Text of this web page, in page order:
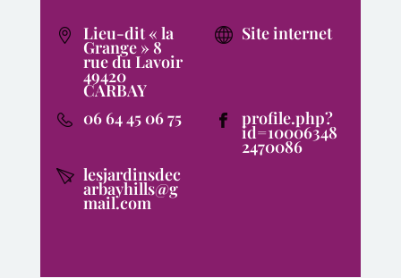
Lieu-dit « la
Grange » 8
rue du Lavoir
49420
CARBAY
Site internet
06 64 45 06 75 profile.php?
id=10006348
2470086
lesjardinsdec
arbayhills@g
mail.com